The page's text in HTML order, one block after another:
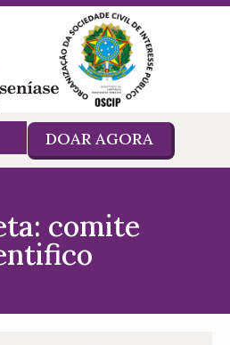
DOAR AGORA
comite